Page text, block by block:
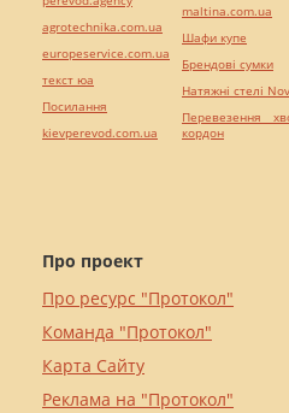
Про проект
Про ресурс "Протокол"
Команда "Протокол"
Карта Сайту
Реклама на "Протокол"
agrotechnika.com.ua
europeservice.com.ua
текст юа
Посилання
kievperevod.com.ua
maltina.com.ua
Шафи купе
Брендові сумки
Натяжні стелі
Перевезення
кордон